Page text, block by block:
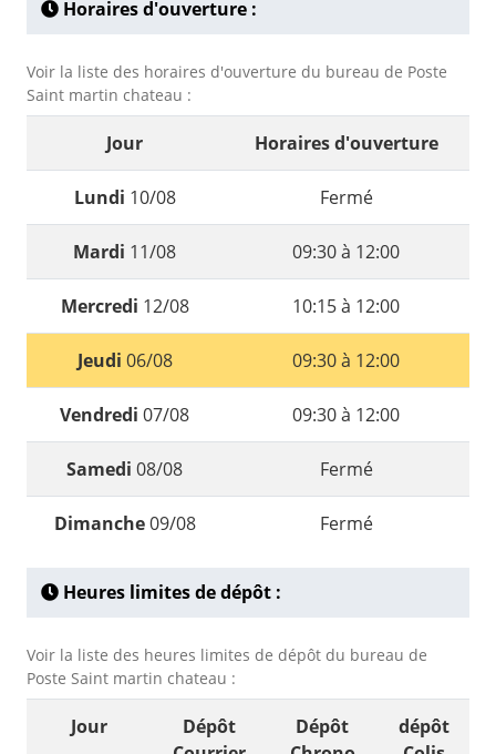
Horaires d'ouverture :
Voir la liste des horaires d'ouverture du bureau de Poste
Saint martin chateau :
Jour Horaires d'ouverture
Lundi 10/08 Fermé
Mardi 11/08 09:30 à 12:00
Mercredi 12/08 10:15 à 12:00
Jeudi 06/08 09:30 à 12:00
Vendredi 07/08 09:30 à 12:00
Samedi 08/08 Fermé
Dimanche09/08 Fermé
Heures limites de dépôt :
Voir la liste des heures limites de dépôt du bureau de
Poste Saint martin chateau :
Jour
Dépôt
Dépôt
dépôt